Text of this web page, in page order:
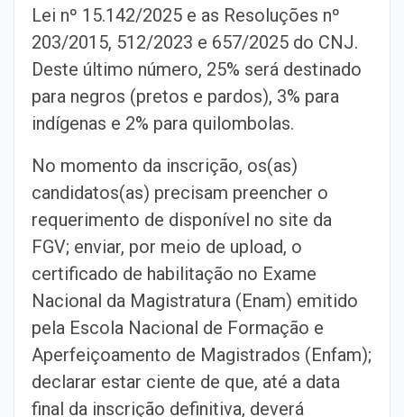
Lei nº 15.142/2025 e as Resoluções nº
203/2015, 512/2023 e 657/2025 do CNJ.
Deste último número, 25% será destinado
para negros (pretos e pardos), 3% para
indígenas e 2% para quilombolas.
No momento da inscrição, os(as)
candidatos(as) precisam preencher o
requerimento de disponível no site da
FGV; enviar, por meio de upload, o
certificado de habilitação no Exame
Nacional da Magistratura (Enam) emitido
pela Escola Nacional de Formação e
Aperfeiçoamento de Magistrados (Enfam);
declarar estar ciente de que, até a data
final da inscrição definitiva, deverá